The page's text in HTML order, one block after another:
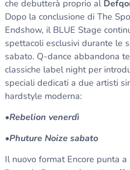
che debutterà proprio al
Dopo la conclusione di The
Endshow, il BLUE Stage
spettacoli esclusivi durante le
sabato. Q-dance abbandona
classiche label night per
speciali dedicati a due artisti
hardstyle moderna:
•Rebelion venerdì
•Phuture Noize sabato
Il nuovo format Encore punta